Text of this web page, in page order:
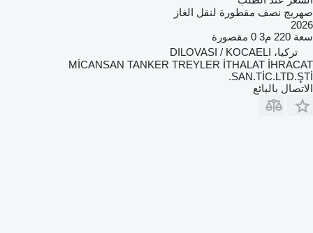
صهريج نصف مقطورة لنقل الغاز
2026
سعة 220 م3
0 مقصورة
تركيا، DILOVASI / KOCAELI
MİCANSAN TANKER TREYLER İTHALAT İHRACAT
SAN.TİC.LTD.ŞTİ.
الاتصال بالبائع